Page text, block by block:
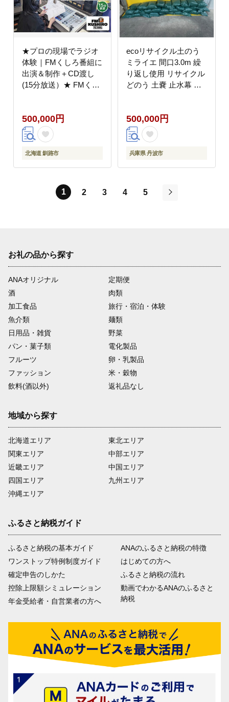
★プロの現場でラジオ
体験｜FMくしろ番組に
出演＆制作＋CD渡し
(15分放送）★ FMくし
域密着 コミュニティ 防
災 北海道 釧路市 _F5F-
0134
500,000円
北海道 釧路市
ecoリサイクル土のう
ミライエ 間口3.0m 繰
り返し使用 リサイクル
どのう 土嚢 止水幕 防
浸水対策 防災用品 エコ
兵庫県 丹波市
500,000円
兵庫県 丹波市
1 2 3 4
5
お礼の品から探す
ANAオリジナル
定期便
酒
肉類
加工食品
旅行・宿泊・体験
魚介類
麺類
日用品・雑貨
野菜
パン・菓子類
電化製品
フルーツ
卵・乳製品
ファッション
米・穀物
飲料(酒以外)
返礼品なし
地域から探す
北海道エリア
関東エリア
近畿エリア
四国エリア
沖縄エリア
東北エリア
中部エリア
中国エリア
九州エリア
ふるさと納税ガイド
ふるさと納税の基本ガイド
ワンストップ特例制度ガイド
確定申告のしかた
控除上限額シミュレーション
年金受給者・自営業者の方へ
ANAのふるさと納税の特徴
はじめての方へ
ふるさと納税の流れ
動画でわかるANAのふるさと
納税